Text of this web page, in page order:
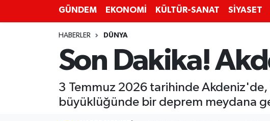
GÜNDEM EKONOMİ KÜLTÜR-SANAT SİYASET
HABERLER DÜNYA
Son Dakika!
3 Temmuz 2026 tarihinde Akdeniz'de,
büyüklüğünde bir deprem meydana
Bandırma
Bigadiç
BİYOGRAFİLER
Balıkesir Hava Durumu
Balıkesir Namaz Vakitleri
Balıkesir Trafik Yoğunluk Haritası
Süper Lig Puan Durumu ve Fikstür
Tüm Manşetler